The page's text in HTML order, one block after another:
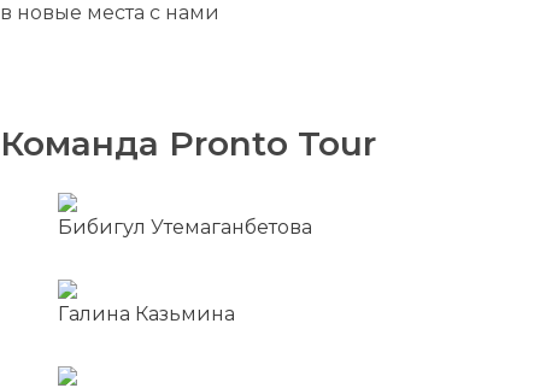
в новые места с нами
Команда Pronto Tour
Бибигул Утемаганбетова
Галина Казьмина